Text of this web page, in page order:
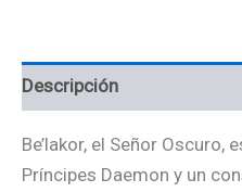
Descripción
Be’lakor, el Señor Oscuro,
Príncipes Daemon y un